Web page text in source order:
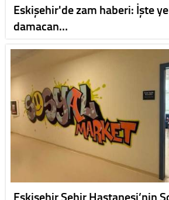
Eskişehir'de zam haberi: İşte
damacan…
Eskişehir Şehir Hastanesi’nin